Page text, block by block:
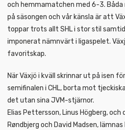
och hemmamatchen med 6-3.
på säsongen och vår känsla är att
toppar trots allt SHL i stor stil
imponerat nämnvärt i ligaspelet.
favoritskap.
När Växjö i kväll skrinnar ut på isen
semifinalen i CHL, borta mot
det utan sina JVM-stjärnor.
Elias Pettersson, Linus Högberg, och
Røndbjerg och David Madsen,